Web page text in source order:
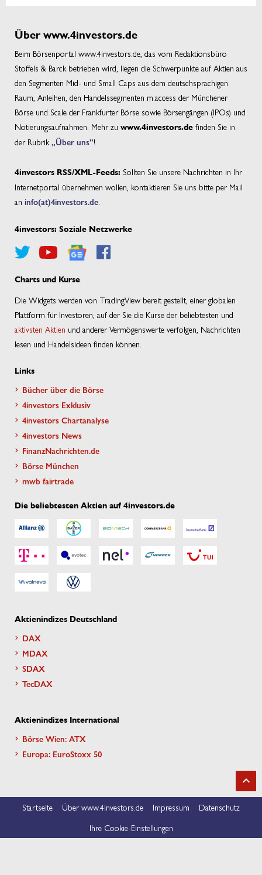
Über www.4investors.de
Beim Börsenportal www.4investors.de, das vom Redaktionsbüro
Stoffels & Barck betrieben wird, liegen die Schwerpunkte auf Aktien aus
den Segmenten Mid- und Small Caps aus dem deutschsprachigen
Raum, Anleihen, den Handelssegmenten m:access der Münchener
Börse und Scale der Frankfurter Börse sowie Börsengängen (IPOs) und
Notierungsaufnahmen. Mehr zu www.4investors.de finden Sie in
der Rubrik „Über uns”!
4investors RSS/XML-Feeds: Sollten Sie unsere Nachrichten in Ihr
Internetportal übernehmen wollen, kontaktieren Sie uns bitte per Mail
an info(at)4investors.de
4investors: Soziale Netzwerke
Charts und Kurse
Die Widgets werden von TradingView bereit gestellt, einer globalen
Plattform für Investoren, auf der Sie die Kurse der beliebtesten und
aktivsten Aktien und anderer Vermögenswerte verfolgen, Nachrichten
lesen und Handelsideen finden können.
Links
Bücher über die Börse
4investors Exklusiv
4investors Chartanalyse
4investors News
FinanzNachrichten.de
Börse München
mwb fairtrade
Die beliebtesten Aktien auf 4investors.de
Aktienindizes Deutschland
DAX
MDAX
SDAX
TecDAX
Aktienindizes International
Börse Wien: ATX
Europa: EuroStoxx 50
Startseite Über www.4investors.de Impressum
Datenschutz
Ihre Cookie-Einstellungen